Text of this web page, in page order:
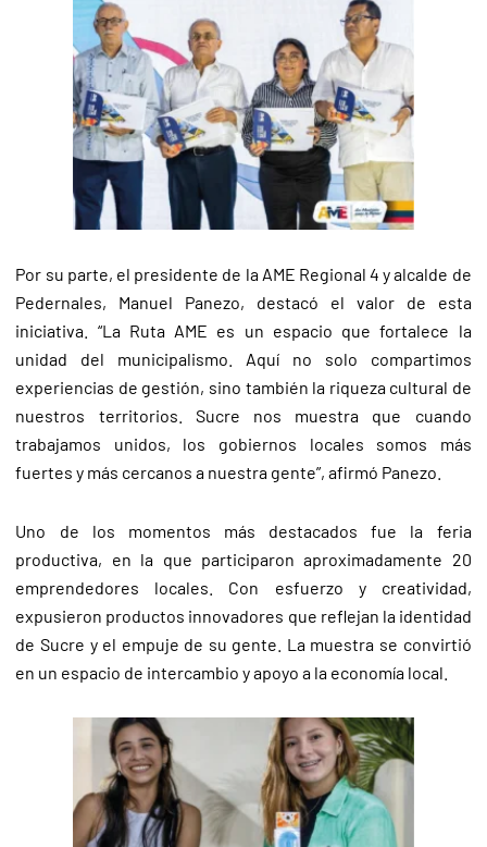
Por su parte, el presidente de la AME Regional 4 y alcalde de
Pedernales, Manuel Panezo, destacó el valor de esta
iniciativa. “La Ruta AME es un espacio que fortalece la
unidad del municipalismo. Aquí no solo compartimos
experiencias de gestión, sino también la riqueza cultural de
nuestros territorios. Sucre nos muestra que cuando
trabajamos unidos, los gobiernos locales somos más
fuertes y más cercanos a nuestra gente”, afirmó Panezo.
Uno de los momentos más destacados fue la feria
productiva, en la que participaron aproximadamente 20
emprendedores locales. Con esfuerzo y creatividad,
expusieron productos innovadores que reflejan la identidad
de Sucre y el empuje de su gente. La muestra se convirtió
en un espacio de intercambio y apoyo a la economía local.